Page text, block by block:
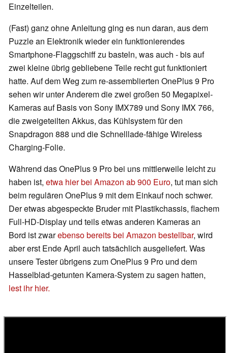
Einzelteilen.
(Fast) ganz ohne Anleitung ging es nun daran, aus dem
Puzzle an Elektronik wieder ein funktionierendes
Smartphone-Flaggschiff zu basteln, was auch - bis auf
zwei kleine übrig gebliebene Teile recht gut funktioniert
hatte. Auf dem Weg zum re-assemblierten OnePlus 9 Pro
sehen wir unter Anderem die zwei großen 50 Megapixel-
Kameras auf Basis von Sony IMX789 und Sony IMX 766,
die zweigeteilten Akkus, das Kühlsystem für den
Snapdragon 888 und die Schnelllade-fähige Wireless
Charging-Folie.
Während das OnePlus 9 Pro bei uns mittlerweile leicht zu
haben ist, etwa hier bei Amazon ab 900 Euro, tut man sich
beim regulären OnePlus 9 mit dem Einkauf noch schwer.
Der etwas abgespeckte Bruder mit Plastikchassis, flachem
Full-HD-Display und teils etwas anderen Kameras an
Bord ist zwarebenso bereits bei Amazon bestellbar, wird
aber erst Ende April auch tatsächlich ausgeliefert. Was
unsere Tester übrigens zum OnePlus 9 Pro und dem
Hasselblad-getunten Kamera-System zu sagen hatten,
lest ihr hier.